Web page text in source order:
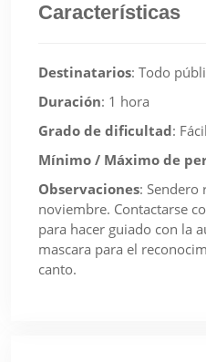
Características
Destinatarios: Todo
Duración: 1 hora
Grado de dificultad:
Mínimo / Máximo de
Observaciones: Sendero
noviembre. Contactarse
para hacer guiado con la
mascara para el
canto.